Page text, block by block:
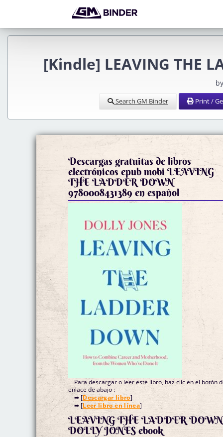
[Kindle] LEAVING THE
Search GM Binder Print /
Descargas gratuitas de libros
electrónicos epub mobi LEAVING
THE LADDER DOWN
9780008431389 en español
Para descargar o leer este libro, haz clic en el botón
enlace de abajo :
➡ [Descargar libro]
➡ [Leer libro en línea]
LEAVING THE LADDER DOWN
DOLLY JONES ebook